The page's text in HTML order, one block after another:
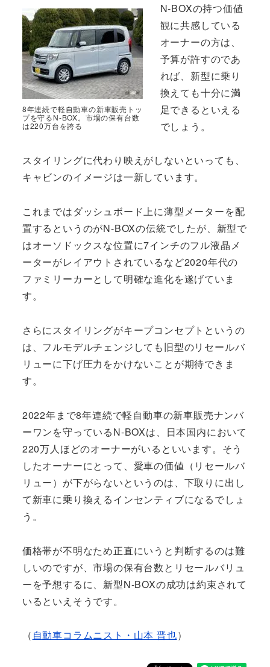
8年連続で軽自動車の新車販売トッ
プを守るN-BOX。市場の保有台数
は220万台を誇る
N-BOXの持つ価値
観に共感している
オーナーの方は、
予算が許すのであ
れば、新型に乗り
換えても十分に満
足できるといえる
でしょう。
スタイリングに代わり映えがしないといっても、
キャビンのイメージは一新しています。
これまではダッシュボード上に薄型メーターを配
置するというのがN-BOXの伝統でしたが、新型で
はオーソドックスな位置に7インチのフル液晶メ
ーターがレイアウトされているなど2020年代の
ファミリーカーとして明確な進化を遂げていま
す。
さらにスタイリングがキープコンセプトというの
は、フルモデルチェンジしても旧型のリセールバ
リューに下げ圧力をかけないことが期待できま
す。
2022年まで8年連続で軽自動車の新車販売ナンバ
ーワンを守っているN-BOXは、日本国内において
220万人ほどのオーナーがいるといいます。そう
したオーナーにとって、愛車の価値（リセールバ
リュー）が下がらないというのは、下取りに出し
て新車に乗り換えるインセンティブになるでしょ
う。
価格帯が不明なため正直にいうと判断するのは難
しいのですが、市場の保有台数とリセールバリュ
ーを予想するに、新型N-BOXの成功は約束されて
いるといえそうです。
（ 自動車コラムニスト・山本 晋也）